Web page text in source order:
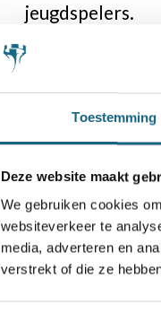
Toestemming
Deze website maakt
We gebruiken cookies
websiteverkeer te
media, adverteren en
verstrekt of die ze
jeugdspelers.
Alle leden van
persoonlijke
Mocht u het
Categorie